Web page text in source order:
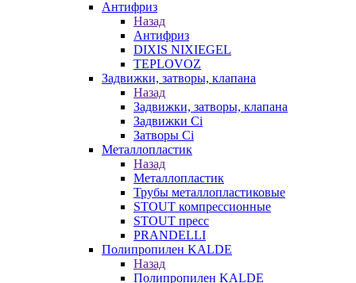
Антифриз
Назад
Антифриз
DIXIS NIXIEGEL
TEPLOVOZ
Задвижки, затворы, клапана
Назад
Задвижки, затворы, клапана
Задвижки Ci
Затворы Ci
Металлопластик
Назад
Металлопластик
Трубы металлопластиковые
STOUT компрессионные
STOUT пресс
PRANDELLI
Полипропилен KALDE
Назад
Полипропилен KALDE